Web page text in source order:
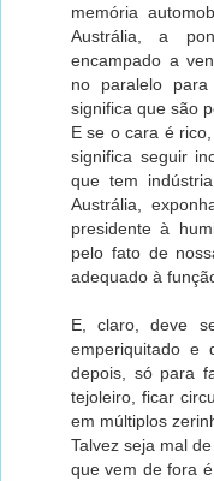
memória
Austrália, a
encampado a
no paralelo
significa que são
E se o cara é
significa seguir
que tem
Austrália,
presidente à
pelo fato de
adequado à
E, claro, deve
emperiquitado e
depois, só para
tejoleiro, ficar
em múltiplos
Talvez seja mal
que vem de fora